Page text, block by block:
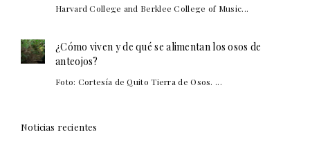
Harvard College and Berklee College of Music...
¿Cómo viven y de qué se alimentan los osos de
anteojos?
Foto: Cortesía de Quito Tierra de Osos. ...
Noticias recientes